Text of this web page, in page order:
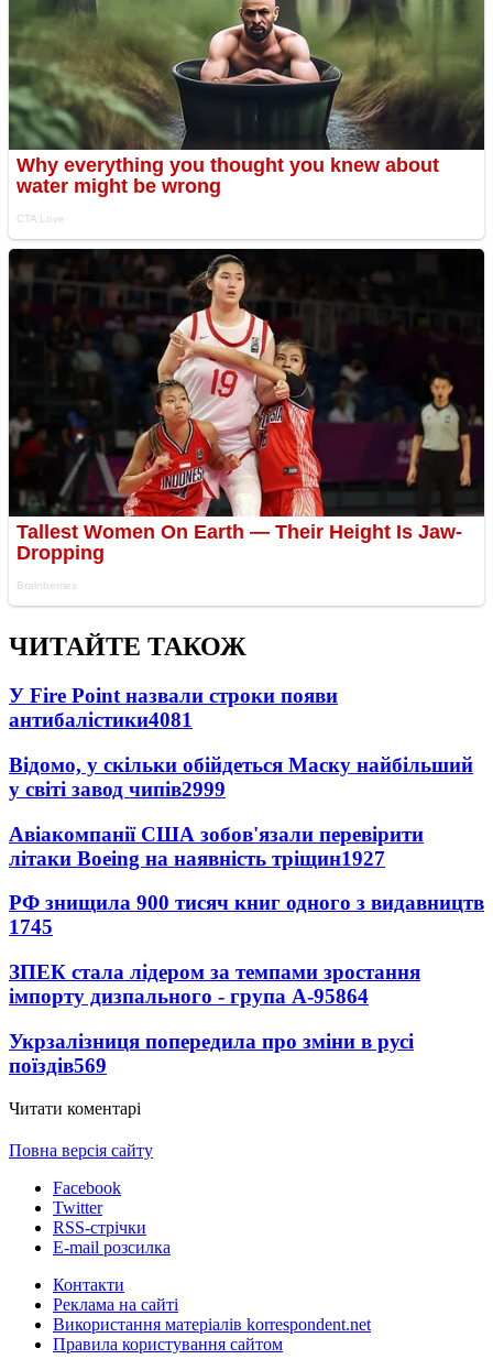
ЧИТАЙТЕ ТАКОЖ
У Fire Point назвали строки появи
антибалістики4081
Відомо, у скільки обійдеться Маску найбільший
у світі завод чипів2999
Авіакомпанії США зобов'язали перевірити
літаки Boeing на наявність тріщин1927
РФ знищила 900 тисяч книг одного з видавництв
1745
ЗПЕК стала лідером за темпами зростання
імпорту дизпального - група А-95864
Укрзалізниця попередила про зміни в русі
поїздів569
Читати коментарі
Повна версія сайту
Facebook
Twitter
RSS-стрічки
E-mail розсилка
Контакти
Реклама на сайті
Використання матеріалів korrespondent.net
Правила користування сайтом